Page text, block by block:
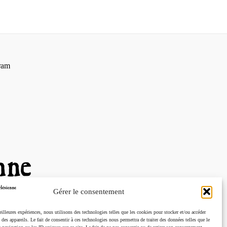
Gérer le consentement
expériences, nous utilisons des technologies telles que les cookies pour stocker et/ou accéder
appareils. Le fait de consentir à ces technologies nous permettra de traiter des données telles que le